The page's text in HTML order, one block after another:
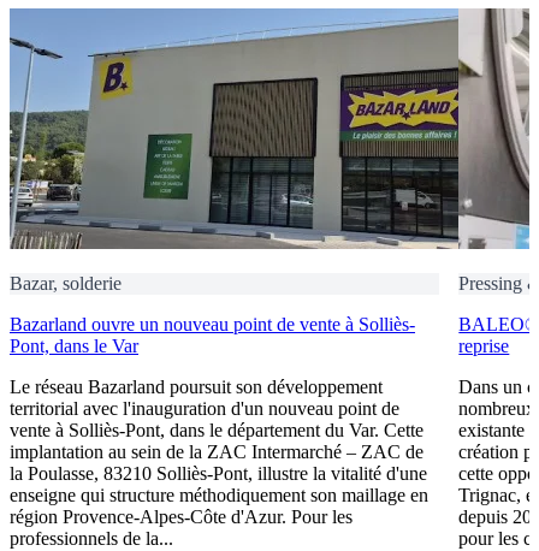
Bazar, solderie
Bazarland ouvre un nouveau point de vente à Solliès-
Pont, dans le Var
Le réseau Bazarland poursuit son développement
territorial avec l'inauguration d'un nouveau point de
vente à Solliès-Pont, dans le département du Var. Cette
implantation au sein de la ZAC Intermarché – ZAC de
la Poulasse, 83210 Solliès-Pont, illustre la vitalité d'une
enseigne qui structure méthodiquement son maillage en
région Provence-Alpes-Côte d'Azur. Pour les
professionnels de la...
Pressing
BALEO®
reprise
Dans un
nombreux
existante
création
cette
Trignac,
depuis
pour les